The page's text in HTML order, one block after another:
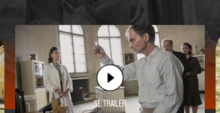
SE TRAILER